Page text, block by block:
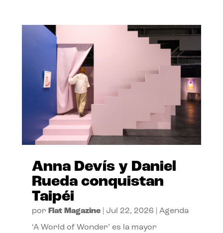
Anna Devís y Daniel
Rueda conquistan
Taipéi
por Flat Magazine| Jul 22, 2026 Agenda
‘A World of Wonder’ es la mayor